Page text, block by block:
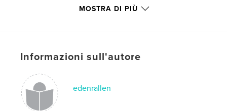
Categorie aggiuntive Bebè
Copertina morbida: 9798259971578
Data di pubblicazione:
LinguaEnglish
Parole chiave
MOSTRA DI PIÙ
Informazioni sull'autore
edenrallen